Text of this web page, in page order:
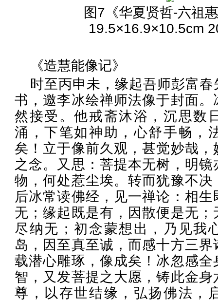
图7《华夏贤哲-六祖
19.5×16.9×10.5cm
《造慧能像记》
时至丙申未，缘起吾师彭富
书，邀李冰绘禅师法像于封面
然接受。他戒斋沐浴，沉思数
涌，下笔如神助，心舒手畅，
矣！立于像前久观，甚觉妙哉
之念。又思：菩提本无树，明
物，何处惹尘埃。转而犹豫不
后冰常读佛经，见一禅论：相
无；缘起既是有，因散便是无
尽纳无；初念蒙想出，乃见我
岛，因至真至诚，而感十方三
载潜心雕琢，像成矣！冰忽感
智，又发菩提之大愿，铸此金
尊，以存世结缘，弘扬佛法，